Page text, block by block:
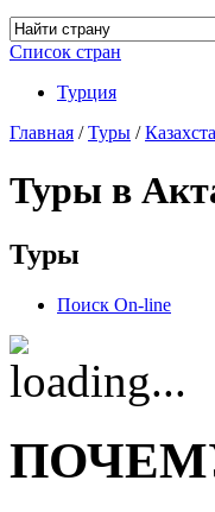
Список стран
Турция
Главная /Туры /
Туры в
Туры
Поиск On-line